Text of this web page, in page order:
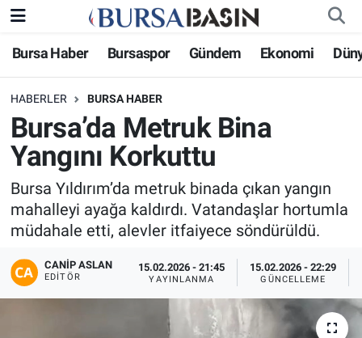
Bursa Haber Bursaspor Gündem Ekonomi
HABERLER BURSA HABER
Bursa’da Metruk Bina
Yangını Korkuttu
Bursa Yıldırım’da metruk binada çıkan yangın
mahalleyi ayağa kaldırdı. Vatandaşlar hortumla
müdahale etti, alevler itfaiyece söndürüldü.
CANIP ASLAN
EDITÖR
15.02.2026 - 21:45
YAYINLANMA
15.02.2026 - 22:29
GÜNCELLEME
Bursa Haber
Genel
Bilim, Teknoloji
KÜLTÜR-SANAT
Yerel
Bursa Nöbetçi Eczaneler
Bursa Hava Durumu
Bursa Namaz Vakitleri
Bursa Trafik Yoğunluk Haritası
Süper Lig Puan Durumu ve Fikstür
Tüm Manşetler